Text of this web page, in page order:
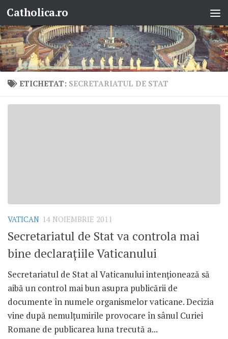
Skip to content
Catholica.ro
ETICHETAT: SECRETARIATUL DE STAT
VATICAN 14 NOIEMBRIE 2011
Secretariatul de Stat va controla mai
bine declaraţiile Vaticanului
Secretariatul de Stat al Vaticanului intenţionează să
aibă un control mai bun asupra publicării de
documente în numele organismelor vaticane. Decizia
vine după nemulţumirile provocare în sânul Curiei
Romane de publicarea luna trecută a...